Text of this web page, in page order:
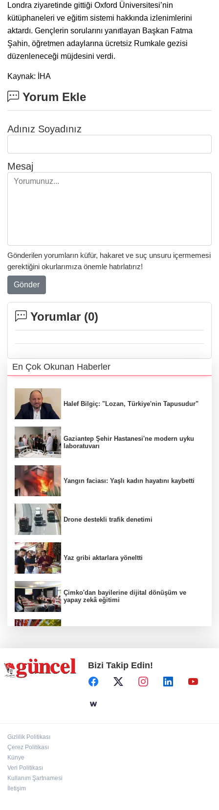
Londra ziyaretinde gittiği Oxford Üniversitesi’nin
kütüphaneleri ve eğitim sistemi hakkında izlenimlerini
aktardı. Gençlerin sorularını yanıtlayan Başkan Fatma
Şahin, öğretmen adaylarına ücretsiz Rumkale gezisi
düzenleneceği müjdesini verdi.
Kaynak: İHA
Yorum Ekle
Adınız Soyadınız
Mesaj
Gönderilen yorumların küfür, hakaret ve suç unsuru içermemesi
gerektiğini okurlarımıza önemle hatırlatırız!
Gönder
Yorumlar (0)
En Çok Okunan Haberler
Halef Bilgiç: "Lozan, Türkiye'nin Tapusudur"
Gaziantep Şehir Hastanesi'ne modern uyku
laboratuvarı
Yangın faciası: Yaşlı kadın hayatını kaybetti
Drone destekli trafik denetimi
Yaz gribi aktarlara yöneltti
Çimko'dan bayilerine dijital dönüşüm ve
yapay zekâ eğitimi
Hamileler denize veya havuza girebilir mi?
Bizi Takip Edin!
Gizlilik Politikası
Çerez Politikası
Künye
Veri Politikası
Kullanım Şartnamesi
İletişim